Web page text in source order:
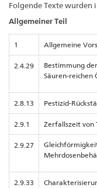
Folgende Texte wurden
Allgemeiner Teil
1 Allgemeine
2.4.29
Bestimmung
Säuren-reichen
2.8.13 Pestizid-
2.9.1 Zerfallszeit von
2.9.27
2.9.33